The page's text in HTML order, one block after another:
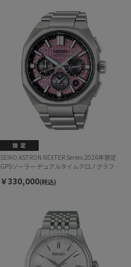
SEIKO ASTRON NEXTER Series 2026年限定
GPSソーラー デュアルタイムクロノグラフ
国内500本限定
￥330,000(税込)